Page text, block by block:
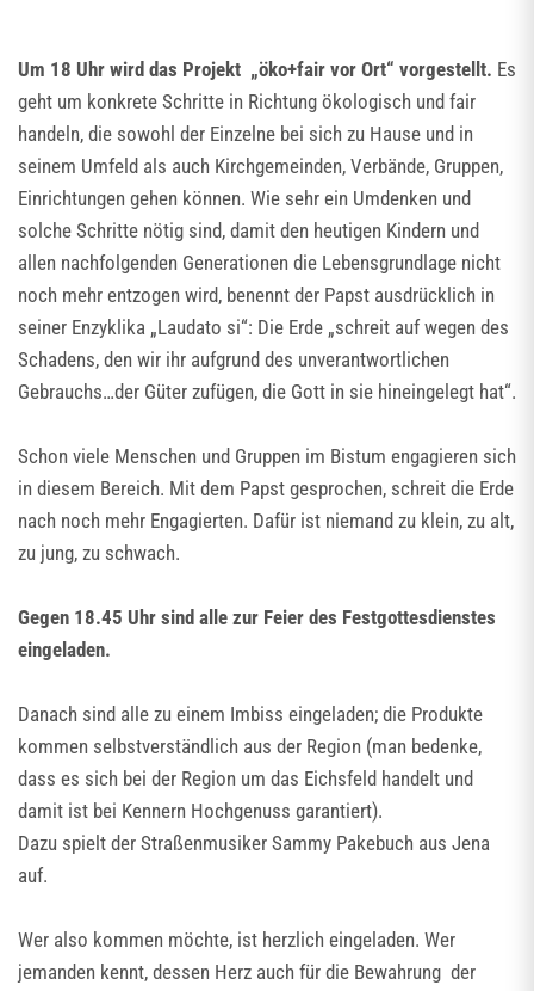
Um 18 Uhr wird das Projekt „öko+fair vor Ort“ vorgestellt. Es
geht um konkrete Schritte in Richtung ökologisch und fair
handeln, die sowohl der Einzelne bei sich zu Hause und in
seinem Umfeld als auch Kirchgemeinden, Verbände, Gruppen,
Einrichtungen gehen können. Wie sehr ein Umdenken und
solche Schritte nötig sind, damit den heutigen Kindern und
allen nachfolgenden Generationen die Lebensgrundlage nicht
noch mehr entzogen wird, benennt der Papst ausdrücklich in
seiner Enzyklika „Laudato si“: Die Erde „schreit auf wegen des
Schadens, den wir ihr aufgrund des unverantwortlichen
Gebrauchs…der Güter zufügen, die Gott in sie hineingelegt hat“.
Schon viele Menschen und Gruppen im Bistum engagieren sich
in diesem Bereich. Mit dem Papst gesprochen, schreit die Erde
nach noch mehr Engagierten. Dafür ist niemand zu klein, zu alt,
zu jung, zu schwach.
Gegen 18.45 Uhr sind alle zur Feier des Festgottesdienstes
eingeladen.
Danach sind alle zu einem Imbiss eingeladen; die Produkte
kommen selbstverständlich aus der Region (man bedenke,
dass es sich bei der Region um das Eichsfeld handelt und
damit ist bei Kennern Hochgenuss garantiert).
Dazu spielt der Straßenmusiker Sammy Pakebuch aus Jena
auf.
Wer also kommen möchte, ist herzlich eingeladen. Wer
jemanden kennt, dessen Herz auch für die Bewahrung der